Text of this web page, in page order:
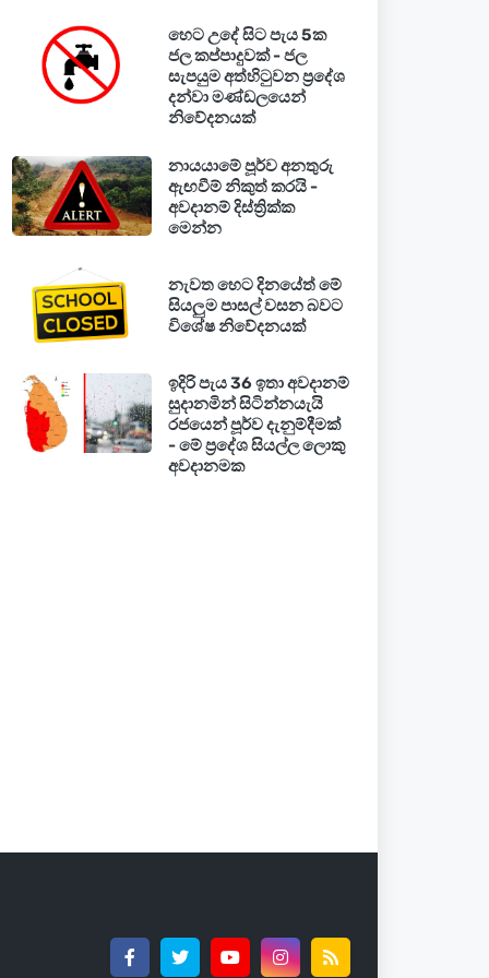
හෙට උදේ සිට පැය 5ක
ජල කප්පාදුවක් - ජල
සැපයුම අත්හිටුවන ප්‍රදේශ
දන්වා මණ්ඩලයෙන්
නිවේදනයක්
නායයාමේ පූර්ව අනතුරු
ඇඟවීම් නිකුත් කරයි -
අවදානම් දිස්ත්‍රික්ක
මෙන්න
නැවත හෙට දිනයේත් මේ
සියලුම පාසල් වසන බවට
විශේෂ නිවේදනයක්
ඉදිරි පැය 36 ඉතා අවදානම්
සුදානමින් සිටින්නයැයි
රජයෙන් පූර්ව දැනුම්දීමක්
- මේ ප්‍රදේශ සියල්ල ලොකු
අවදානමක